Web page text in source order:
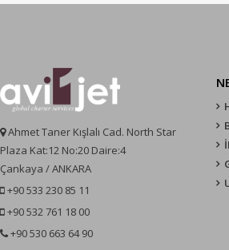
Ahmet Taner Kışlalı Cad. North Star
Plaza Kat:12 No:20 Daire:4
Çankaya / ANKARA
+90 533 230 85 11
+90 532 761 18 00
+90 530 663 64 90